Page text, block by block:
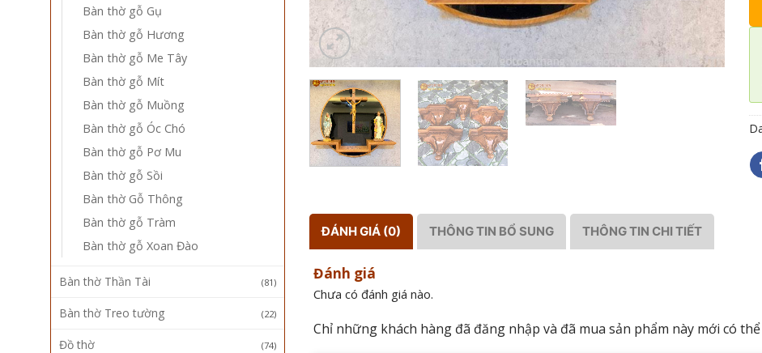
Bàn thờ gỗ Gụ
Bàn thờ gỗ Hương
Bàn thờ gỗ Me Tây
Bàn thờ gỗ Mít
Bàn thờ gỗ Muồng
Bàn thờ gỗ Óc Chó
Bàn thờ gỗ Pơ Mu
Bàn thờ gỗ Sồi
Bàn thờ Gỗ Thông
Bàn thờ gỗ Tràm
Bàn thờ gỗ Xoan Đào
Bàn thờ Thần Tài (81)
Bàn thờ Treo tường (22)
Đồ thờ (74)
ĐÁNH GIÁ (0) THÔNG TIN BỔ SUNG THÔNG TIN CHI TIẾT
Đánh giá
Chưa có đánh giá nào.
Chỉ những khách hàng đã đăng nhập và đã mua sản phẩm này mới có